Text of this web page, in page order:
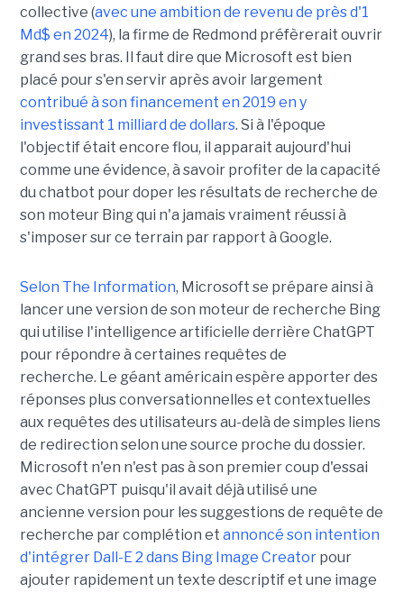
collective (avec une ambition de revenu de près d'1
Md$ en 2024), la firme de Redmond préfèrerait ouvrir
grand ses bras. Il faut dire que Microsoft est bien
placé pour s'en servir après avoir largement
contribué à son financement en 2019 en y
investissant 1 milliard de dollars. Si à l'époque
l'objectif était encore flou, il apparait aujourd'hui
comme une évidence, à savoir profiter de la capacité
du chatbot pour doper les résultats de recherche de
son moteur Bing qui n'a jamais vraiment réussi à
s'imposer sur ce terrain par rapport à Google.
Selon The Information, Microsoft se prépare ainsi à
lancer une version de son moteur de recherche Bing
qui utilise l'intelligence artificielle derrière ChatGPT
pour répondre à certaines requêtes de
recherche. Le géant américain espère apporter des
réponses plus conversationnelles et contextuelles
aux requêtes des utilisateurs au-delà de simples liens
de redirection selon une source proche du dossier.
Microsoft n'en n'est pas à son premier coup d'essai
avec ChatGPT puisqu'il avait déjà utilisé une
ancienne version pour les suggestions de requête de
recherche par complétion et annoncé son intention
d'intégrer Dall-E 2 dans Bing Image Creatorpour
ajouter rapidement un texte descriptif et une image